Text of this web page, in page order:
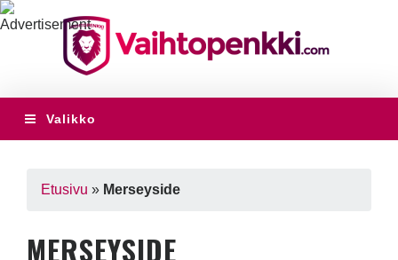
Valikko
Etusivu » Merseyside
MERSEYSIDE